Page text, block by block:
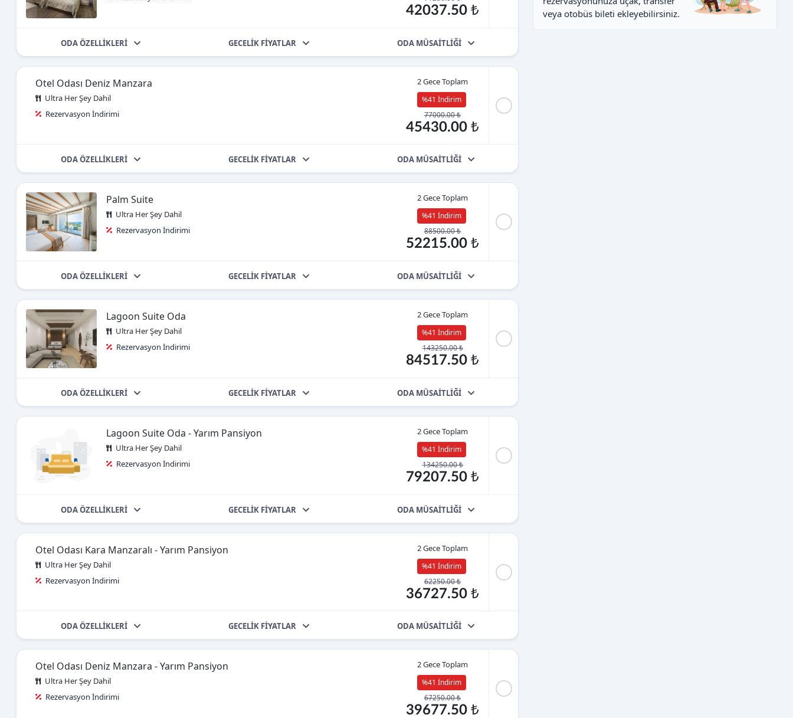
42037.50 ₺
ODA ÖZELLİKLERİ GECELİK FİYATLAR ODA MÜSAİTLİĞİ
Otel Odası Deniz Manzara
Ultra Her Şey Dahil
Rezervasyon İndirimi
2 Gece Toplam
%41 İndirim
77000.00 ₺
45430.00 ₺
ODA ÖZELLİKLERİ GECELİK FİYATLAR ODA MÜSAİTLİĞİ
Palm Suite
Ultra Her Şey Dahil
Rezervasyon İndirimi
2 Gece Toplam
%41 İndirim
88500.00 ₺
52215.00 ₺
ODA ÖZELLİKLERİ GECELİK FİYATLAR ODA MÜSAİTLİĞİ
Lagoon Suite Oda
Ultra Her Şey Dahil
Rezervasyon İndirimi
2 Gece Toplam
%41 İndirim
143250.00 ₺
84517.50 ₺
ODA ÖZELLİKLERİ GECELİK FİYATLAR ODA MÜSAİTLİĞİ
Lagoon Suite Oda - Yarım Pansiyon
Ultra Her Şey Dahil
Rezervasyon İndirimi
2 Gece Toplam
%41 İndirim
134250.00 ₺
79207.50 ₺
ODA ÖZELLİKLERİ GECELİK FİYATLAR ODA MÜSAİTLİĞİ
Otel Odası Kara Manzaralı - Yarım Pansiyon
Ultra Her Şey Dahil
Rezervasyon İndirimi
2 Gece Toplam
%41 İndirim
62250.00 ₺
36727.50 ₺
ODA ÖZELLİKLERİ GECELİK FİYATLAR ODA MÜSAİTLİĞİ
Otel Odası Deniz Manzara - Yarım Pansiyon
Ultra Her Şey Dahil
Rezervasyon İndirimi
2 Gece Toplam
%41 İndirim
67250.00 ₺
39677.50 ₺
veya otobüs bileti ekleyebilirsiniz.